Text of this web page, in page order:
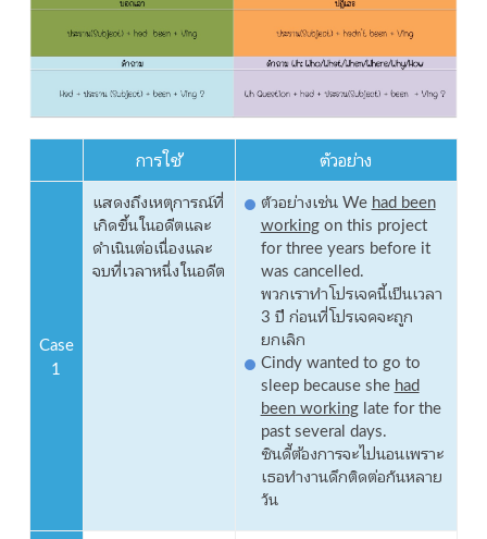
การใช้ ตัวอย่าง
Case
1
แสดงถึงเหตุการณ์ที่
เกิดขึ้นในอดีตและ
ดำเนินต่อเนื่องและ
จบที่เวลาหนึ่งในอดีต
ตัวอย่างเช่น We had been
workingon this project
for three years before it
was cancelled.
พวกเราทำโปรเจคนี้เป็นเวลา
3 ปี ก่อนที่โปรเจคจะถูก
ยกเลิก
Cindy wanted to go to
sleep because she had
been workinglate for the
past several days.
ซินดี้ต้องการจะไปนอนเพราะ
เธอทำงานดึกติดต่อกันหลาย
วัน